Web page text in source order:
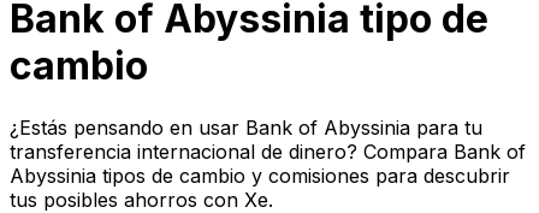
Bank of Abyssinia tipo de
cambio
¿Estás pensando en usar Bank of Abyssinia para tu
transferencia internacional de dinero? Compara Bank of
Abyssinia tipos de cambio y comisiones para descubrir
tus posibles ahorros con Xe.